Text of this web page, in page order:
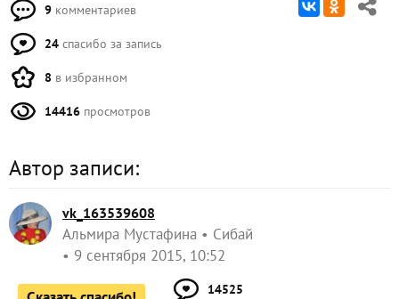
9 комментариев
24 спасибо за запись
8 в избранном
14416 просмотров
Автор записи:
vk_163539608
Альмира Мустафина
Сибай
9 сентября 2015, 10:52
14525